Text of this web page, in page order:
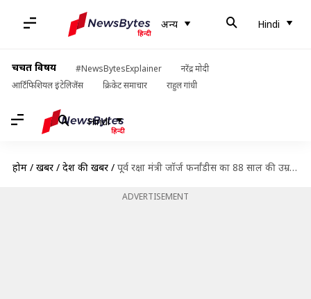
अन्य Hindi
चर्चित विषय #NewsBytesExplainer
नरेंद्र मोदी
आर्टिफिशियल इंटेलिजेंस
क्रिकेट समाचार राहुल गांधी
Hindi
होम / खबरें / देश की खबरें / पूर्व रक्षा मंत्री जॉर्ज फर्नांडीस का 88 साल की उम्र में निधन
ADVERTISEMENT